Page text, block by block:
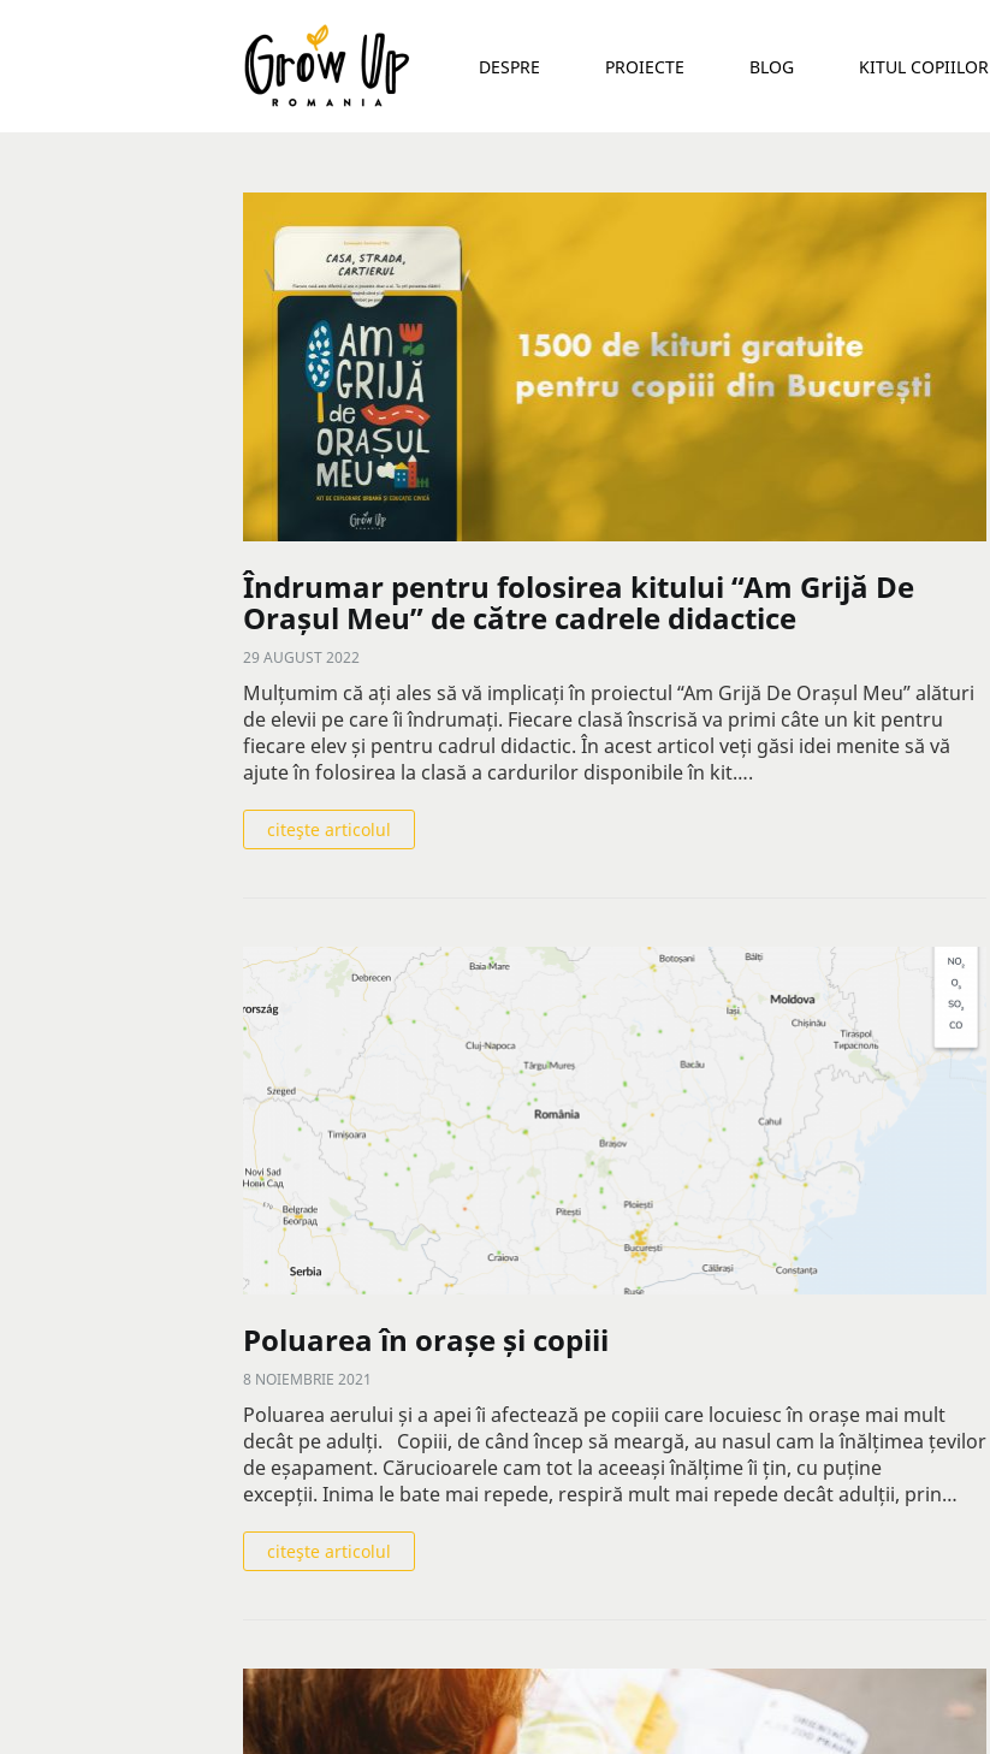
DESPRE PROIECTE BLOG KITUL COPIILOR
Îndrumar pentru folosirea kitului “Am Grijă De
Orașul Meu” de către cadrele didactice
29 AUGUST 2022
Mulțumim că ați ales să vă implicați în proiectul “Am Grijă De Orașul Meu” alături
de elevii pe care îi îndrumați. Fiecare clasă înscrisă va primi câte un kit pentru
fiecare elev și pentru cadrul didactic. În acest articol veți găsi idei menite să vă
ajute în folosirea la clasă a cardurilor disponibile în kit….
citeşte articolul
Poluarea în orașe și copiii
8 NOIEMBRIE 2021
Poluarea aerului și a apei îi afectează pe copiii care locuiesc în orașe mai mult
decât pe adulți. Copiii, de când încep să meargă, au nasul cam la înălțimea țevilor
de eșapament. Cărucioarele cam tot la aceeași înălțime îi țin, cu puține
excepții. Inima le bate mai repede, respiră mult mai repede decât adulții, prin…
citeşte articolul